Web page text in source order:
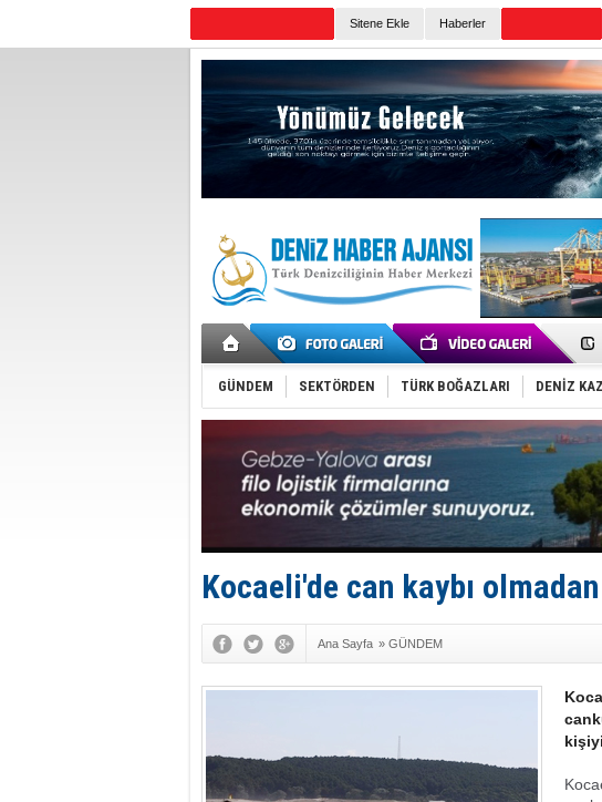
Sitene Ekle Haberler
GÜNDEM SEKTÖRDEN TÜRK BOĞAZLARI DENİZ
Kocaeli'de can kaybı
Ana Sayfa » GÜNDEM